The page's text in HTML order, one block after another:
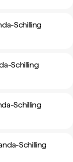
Schilling
Schilling
Schilling
Schilling